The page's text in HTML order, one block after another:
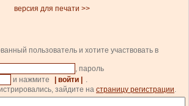
версия для печати >>
пользователь и хотите участвовать в
, пароль
и нажмите
| войти |
.
зайдите на страницу регистрации.